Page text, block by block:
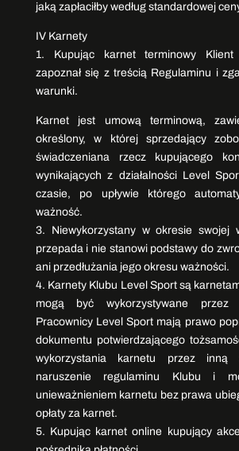
jaką zapłaciłby według standardowej
IV Karnety
1. Kupując karnet terminowy Klient
zapoznał się z treścią Regulaminu i
warunki.
Karnet jest umową terminową,
określony, w której sprzedający
świadczeniana rzecz kupującego
wynikających z działalności Level
czasie, po upływie którego
ważność.
3. Niewykorzystany w okresie swojej
przepada i nie stanowi podstawy do
ani przedłużania jego okresu ważności.
4. Karnety Klubu Level Sport są
mogą być wykorzystywane przez
Pracownicy Level Sport mają prawo
dokumentu potwierdzającego
wykorzystania karnetu przez inną
naruszenie regulaminu Klubu i
unieważnieniem karnetu bez prawa
opłaty za karnet.
5. Kupując karnet online kupujący